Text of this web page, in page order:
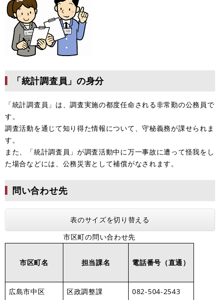
「統計調査員」の身分
「統計調査員」は、調査実施の都度任命される非常勤の公務員で
す。
調査活動を通じて知り得た情報について、守秘義務が課せられま
す。
また、「統計調査員」が調査活動中に万一事故に遭って怪我をし
た場合などには、公務災害として補償がなされます。
問い合わせ先
表のサイズを切り替える
市区町の問い合わせ先
市区町名 担当課名 電話番号（直通）
広島市中区 区政調整課 082-504-2543